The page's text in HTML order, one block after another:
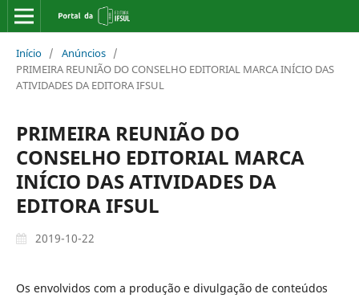
Início / Anúncios /
PRIMEIRA REUNIÃO DO CONSELHO EDITORIAL MARCA INÍCIO DAS
ATIVIDADES DA EDITORA IFSUL
PRIMEIRA REUNIÃO DO
CONSELHO EDITORIAL MARCA
INÍCIO DAS ATIVIDADES DA
EDITORA IFSUL
2019-10-22
Os envolvidos com a produção e divulgação de conteúdos